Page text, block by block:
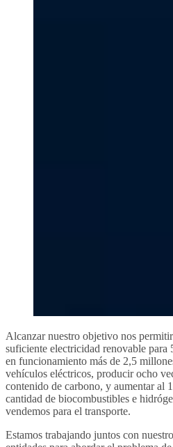
Alcanzar nuestro objetivo nos
suficiente electricidad renovable para
en funcionamiento más de 2,5
vehículos eléctricos, producir ocho
contenido de carbono, y aumentar al
cantidad de biocombustibles e
vendemos para el transporte.
Estamos trabajando juntos con